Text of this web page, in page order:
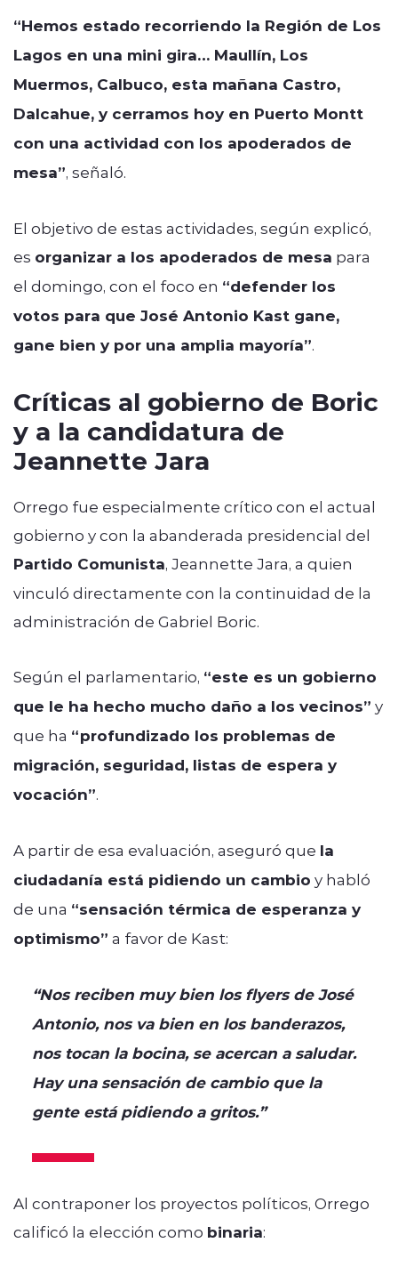
“Hemos estado recorriendo la Región de Los
Lagos en una mini gira… Maullín, Los
Muermos, Calbuco, esta mañana Castro,
Dalcahue, y cerramos hoy en Puerto Montt
con una actividad con los apoderados de
mesa”, señaló.
El objetivo de estas actividades, según explicó,
es organizar a los apoderados de mesa para
el domingo, con el foco en “defender los
votos para que José Antonio Kast gane,
gane bien y por una amplia mayoría”.
Críticas al gobierno de Boric
y a la candidatura de
Jeannette Jara
Orrego fue especialmente crítico con el actual
gobierno y con la abanderada presidencial del
Partido Comunista, Jeannette Jara, a quien
vinculó directamente con la continuidad de la
administración de Gabriel Boric.
Según el parlamentario, “este es un gobierno
que le ha hecho mucho daño a los vecinos” y
que ha “profundizado los problemas de
migración, seguridad, listas de espera y
vocación”.
A partir de esa evaluación, aseguró que la
ciudadanía está pidiendo un cambio y habló
de una “sensación térmica de esperanza y
optimismo” a favor de Kast:
“Nos reciben muy bien los flyers de José
Antonio, nos va bien en los banderazos,
nos tocan la bocina, se acercan a saludar.
Hay una sensación de cambio que la
gente está pidiendo a gritos.”
Al contraponer los proyectos políticos, Orrego
calificó la elección como binaria: